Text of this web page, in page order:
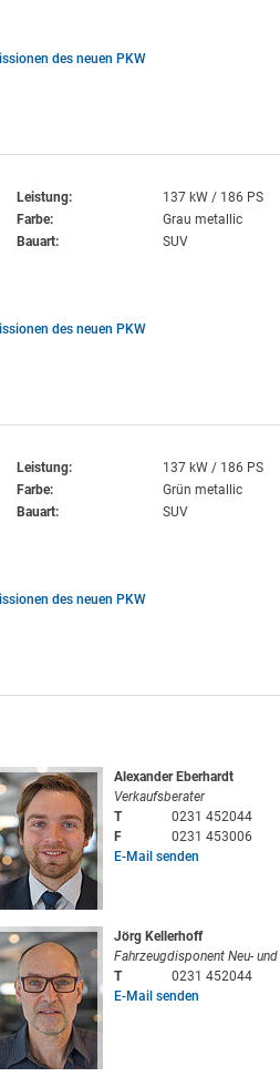
des neuen PKW
Leistung:
137 kW / 186 PS
Farbe:
Grau metallic
Bauart:
SUV
des neuen PKW
Leistung:
137 kW / 186 PS
Farbe:
Grün metallic
Bauart:
SUV
des neuen PKW
Alexander Eberhardt
Verkaufsberater
T
0231 452044
F
0231 453006
E-Mail senden
Jörg Kellerhoff
Fahrzeugdisponent Neu-
T
0231 452044
E-Mail senden